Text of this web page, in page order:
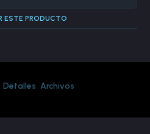
ESTE PRODUCTO
Detalles Archivos